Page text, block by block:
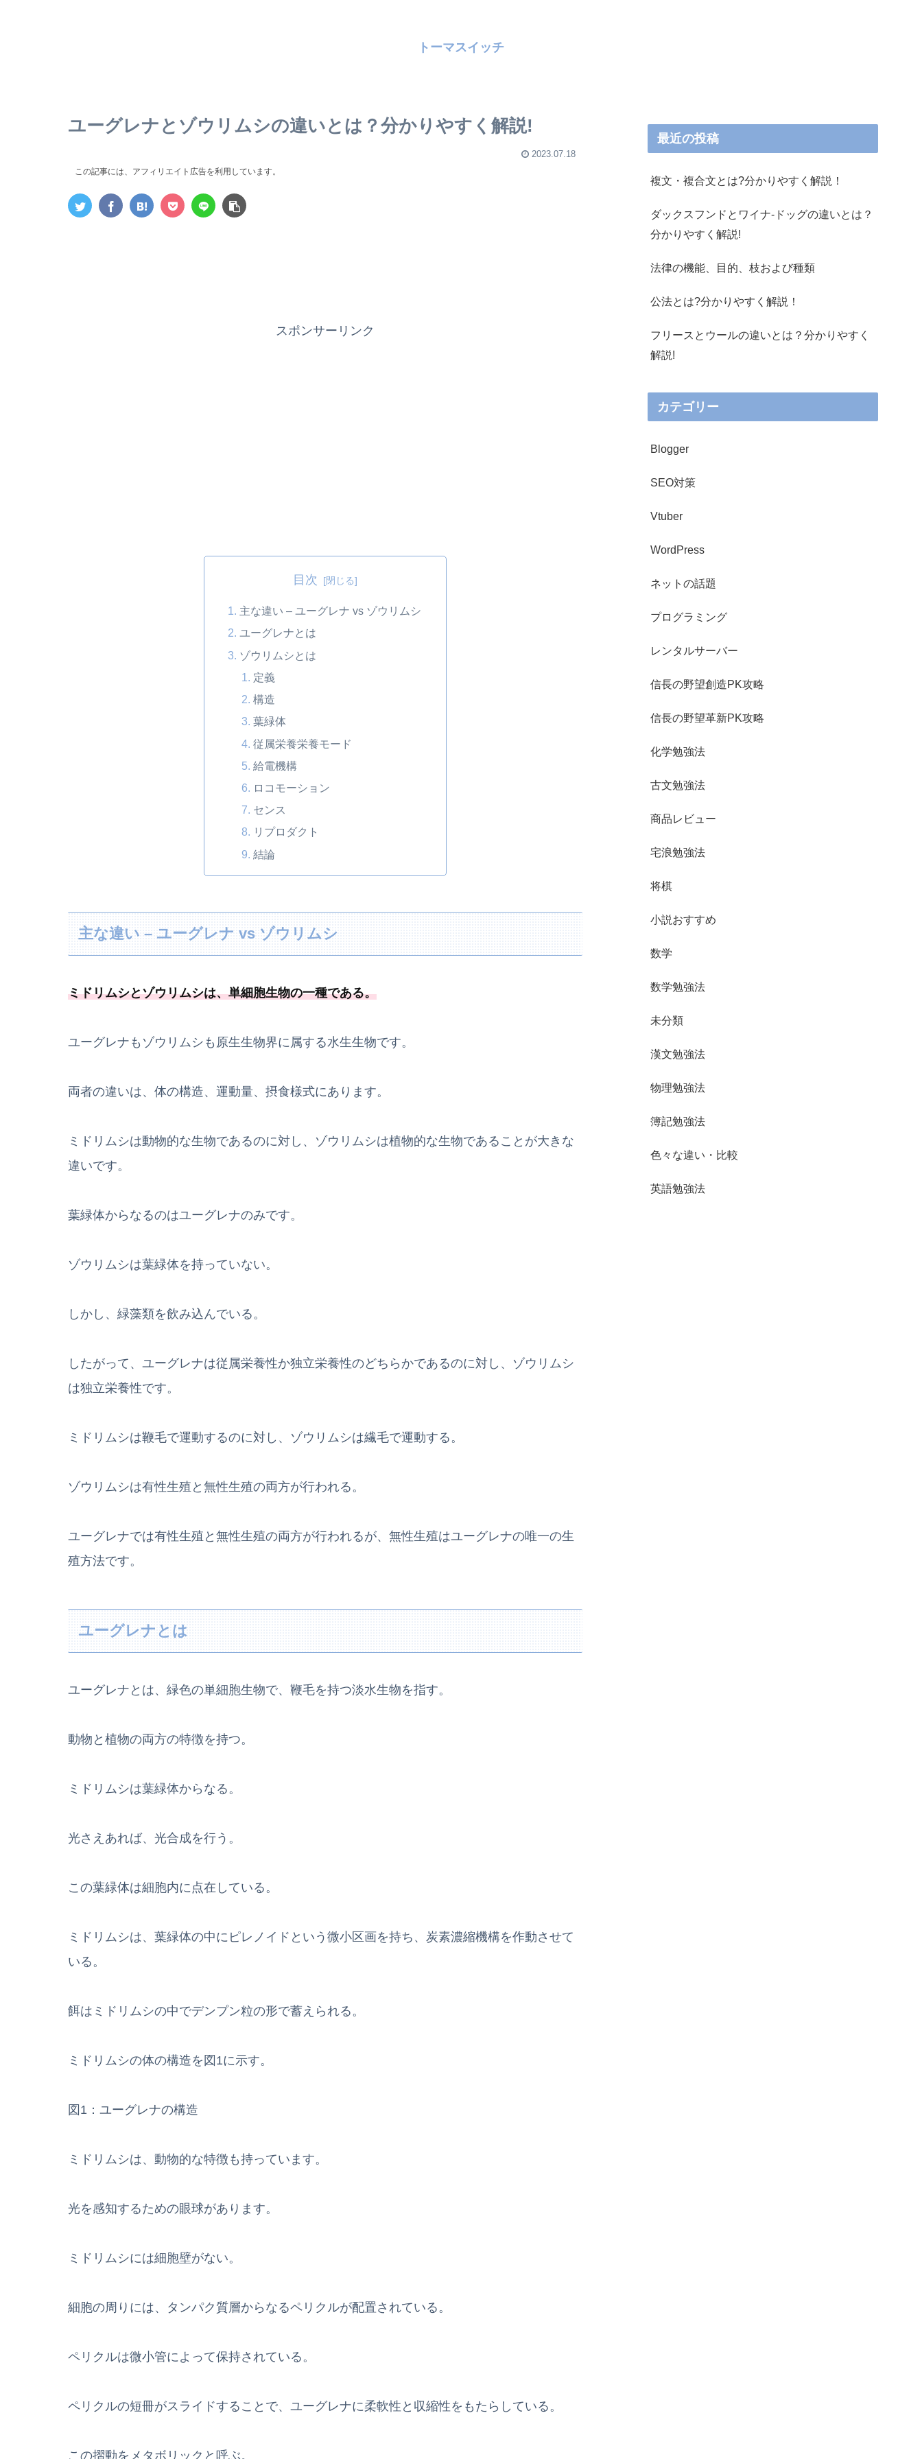
トーマスイッチ
ユーグレナとゾウリムシの違いとは？分かりやすく解説!
2023.07.18
この記事には、アフィリエイト広告を利用しています。
スポンサーリンク
目次
主な違い – ユーグレナ vs ゾウリムシ
ユーグレナとは
ゾウリムシとは
定義
構造
葉緑体
従属栄養栄養モード
給電機構
ロコモーション
センス
リプロダクト
結論
主な違い – ユーグレナ vs ゾウリムシ
ミドリムシとゾウリムシは、単細胞生物の一種である。
ユーグレナもゾウリムシも原生生物界に属する水生生物です。
両者の違いは、体の構造、運動量、摂食様式にあります。
ミドリムシは動物的な生物であるのに対し、ゾウリムシは植物的な生物であることが大きな
違いです。
葉緑体からなるのはユーグレナのみです。
ゾウリムシは葉緑体を持っていない。
しかし、緑藻類を飲み込んでいる。
したがって、ユーグレナは従属栄養性か独立栄養性のどちらかであるのに対し、ゾウリムシ
は独立栄養性です。
ミドリムシは鞭毛で運動するのに対し、ゾウリムシは繊毛で運動する。
ゾウリムシは有性生殖と無性生殖の両方が行われる。
ユーグレナでは有性生殖と無性生殖の両方が行われるが、無性生殖はユーグレナの唯一の生
殖方法です。
ユーグレナとは
ユーグレナとは、緑色の単細胞生物で、鞭毛を持つ淡水生物を指す。
動物と植物の両方の特徴を持つ。
ミドリムシは葉緑体からなる。
光さえあれば、光合成を行う。
この葉緑体は細胞内に点在している。
ミドリムシは、葉緑体の中にピレノイドという微小区画を持ち、炭素濃縮機構を作動させて
いる。
餌はミドリムシの中でデンプン粒の形で蓄えられる。
ミドリムシの体の構造を図1に示す。
図1：ユーグレナの構造
ミドリムシは、動物的な特徴も持っています。
光を感知するための眼球があります。
ミドリムシには細胞壁がない。
細胞の周りには、タンパク質層からなるペリクルが配置されている。
ペリクルは微小管によって保持されている。
ペリクルの短冊がスライドすることで、ユーグレナに柔軟性と収縮性をもたらしている。
この摺動をメタボリックと呼ぶ。
最近の投稿
複文・複合文とは?分かりやすく解説！
ダックスフンドとワイナ-ドッグの違いとは？
分かりやすく解説!
法律の機能、目的、枝および種類
公法とは?分かりやすく解説！
フリースとウールの違いとは？分かりやすく
解説!
カテゴリー
Blogger
SEO対策
Vtuber
WordPress
ネットの話題
プログラミング
レンタルサーバー
信長の野望創造PK攻略
信長の野望革新PK攻略
化学勉強法
古文勉強法
商品レビュー
宅浪勉強法
将棋
小説おすすめ
数学
数学勉強法
未分類
漢文勉強法
物理勉強法
簿記勉強法
色々な違い・比較
英語勉強法